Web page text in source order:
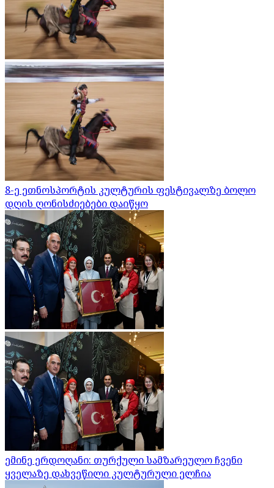
8-ე ეთნოსპორტის კულტურის ფესტივალზე ბოლო
დღის ღონისძიებები დაიწყო
ემინე ერდოღანი: თურქული სამზარეულო ჩვენი
ყველაზე დახვეწილი კულტურული ელჩია